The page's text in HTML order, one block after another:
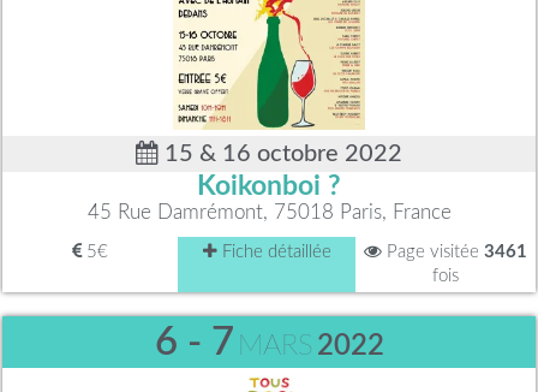
15 & 16 octobre 2022
Koikonboi ?
45 Rue Damrémont, 75018 Paris, France
5€ Fiche détaillée Page visitée 3461
fois
6 - 7 MARS 2022